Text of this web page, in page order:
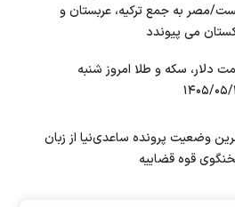
مصر به جمع ترکیه، عربستان و
می پیوندد
دلار، سکه و طلا امروز شنبه
۰۵/۱۷
وضعیت پرونده ساعدی‌نیا از زبان
قوه قضاییه